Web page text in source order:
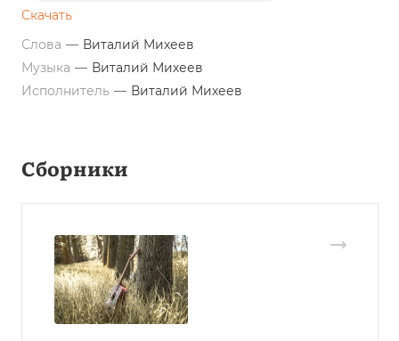
Скачать
Слова — Виталий Михеев
Музыка — Виталий Михеев
Исполнитель — Виталий Михеев
Сборники